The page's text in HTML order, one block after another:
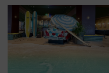
ート 夕朝食ビュッフェ付きで
快適な船旅はいかが？